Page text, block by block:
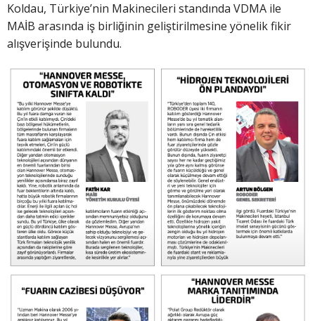
Koldau, Türkiye’nin Makinecileri standında VDMA ile
MAİB arasında iş birliğinin geliştirilmesine yönelik fikir
alışverişinde bulundu.